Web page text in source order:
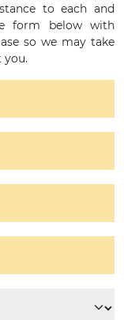
to each and
form below with
so we may take
you.